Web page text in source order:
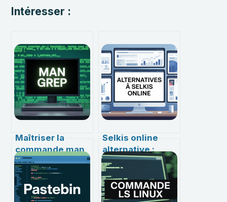
Intéresser :
Maîtriser la
commande man
grep : tout ce
qu’il faut savoir
pour optimiser
vos recherches
Selkis online
alternative :
comparer, choisir
et migrer en
toute sérénité